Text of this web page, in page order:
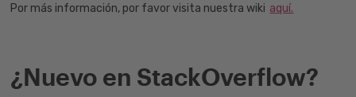
Por más información, por favor visita nuestra wiki aquí.
¿Nuevo en StackOverflow?